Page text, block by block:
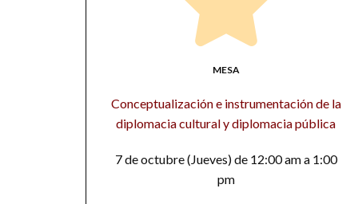
MESA
Conceptualización e instrumentación de la
diplomacia cultural y diplomacia pública
7 de octubre (Jueves) de 12:00 am a 1:00
pm